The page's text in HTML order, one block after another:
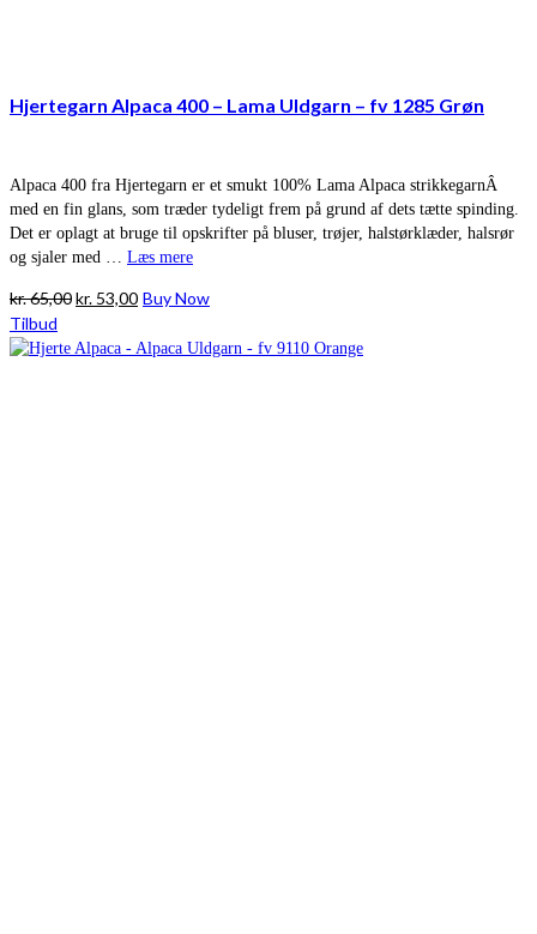
Hjertegarn Alpaca 400 – Lama Uldgarn – fv 1285 Grøn
Alpaca 400 fra Hjertegarn er et smukt 100% Lama Alpaca strikkegarnÂ
med en fin glans, som træder tydeligt frem på grund af dets tætte spinding.
Det er oplagt at bruge til opskrifter på bluser, trøjer, halstørklæder, halsrør
og sjaler med … Læs mere
kr.65,00Den
pris
kr. 53,00Den
pris
Buy Now
Tilbud